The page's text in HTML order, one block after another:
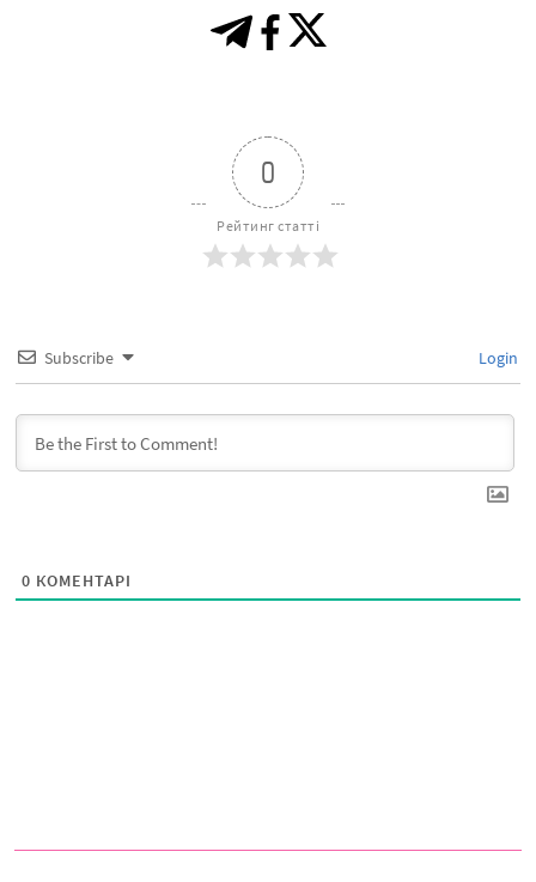
0
Рейтинг статті
Subscribe Login
0 КОМЕНТАРІ